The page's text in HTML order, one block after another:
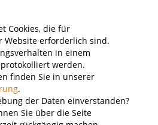
Cookies, die für
Website erforderlich sind.
in einem
werden.
finden Sie in unserer
.
der Daten einverstanden?
Sie über die Seite
Vermessung
Intranet THWS Store